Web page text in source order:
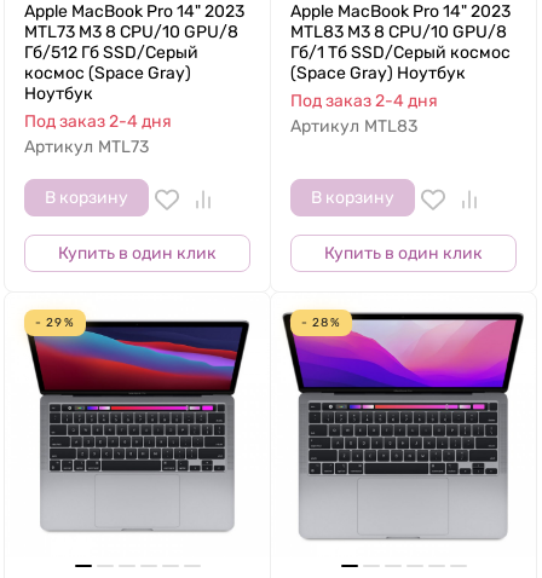
Apple MacBook Pro 14" 2023
MTL73 M3 8 CPU/10 GPU/8
Гб/512 Гб SSD/Серый
космос (Space Gray)
Ноутбук
Под заказ 2-4 дня
Артикул MTL73
В корзину
Купить в один клик
Apple MacBook Pro 14" 2023
MTL83 M3 8 CPU/10 GPU/8
Гб/1 Тб SSD/Серый космос
(Space Gray) Ноутбук
Под заказ 2-4 дня
Артикул MTL83
В корзину
Купить в один клик
- 29% - 28%